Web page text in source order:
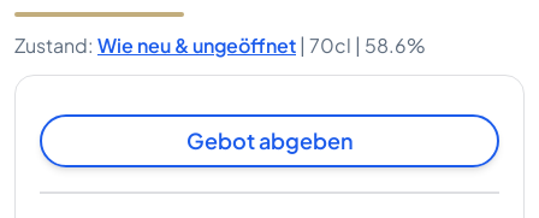
Zustand: Wie neu & ungeöffnet | 70cl | 58.6%
Gebot abgeben